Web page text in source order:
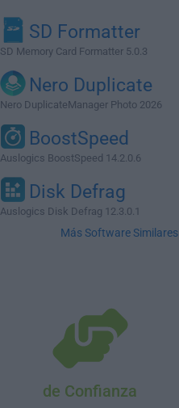
SD Formatter
SD Memory Card Formatter 5.0.3
Nero Duplicate
Nero DuplicateManager Photo 2026
BoostSpeed
Auslogics BoostSpeed 14.2.0.6
Disk Defrag
Auslogics Disk Defrag 12.3.0.1
Más Software Similares
de Confianza